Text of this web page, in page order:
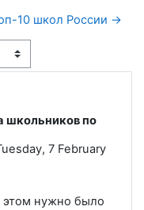
10 школ России →
школьников по
7 February
этом нужно было